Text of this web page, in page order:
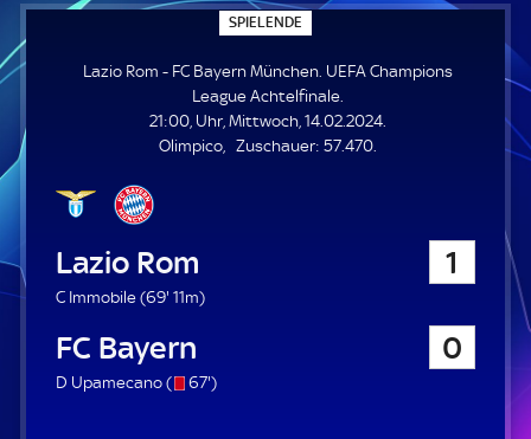
SPIELENDE
P
E
L
E
N
E
Lazio Rom - FC Bayern München. UEFA Champions
League Achtelfinale.
21:00, Uhr, Mittwoch, 14.02.2024.
Olimpico
Zuschauer: Z
57.470.
Lazio Rom 1
C Immobile (69'6
.
i
11m)
FC Bayern München 0
D Upamecano (
s67'6
)